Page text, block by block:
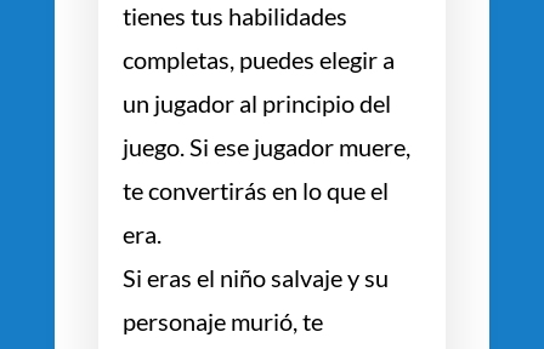
tienes tus habilidades
completas, puedes elegir a
un jugador al principio del
juego. Si ese jugador muere,
te convertirás en lo que el
era.
Si eras el niño salvaje y su
personaje murió, te